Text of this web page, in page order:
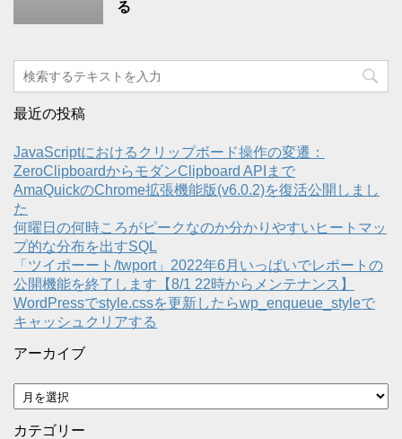
る
最近の投稿
JavaScriptにおけるクリップボード操作の変遷：
ZeroClipboardからモダンClipboard APIまで
AmaQuickのChrome拡張機能版(v6.0.2)を復活公開しまし
た
何曜日の何時ころがピークなのか分かりやすいヒートマッ
プ的な分布を出すSQL
「ツイポーート/twport」2022年6月いっぱいでレポートの
公開機能を終了します【8/1 22時からメンテナンス】
WordPressでstyle.cssを更新したらwp_enqueue_styleで
キャッシュクリアする
アーカイブ
ア
ー
カ
カテゴリー